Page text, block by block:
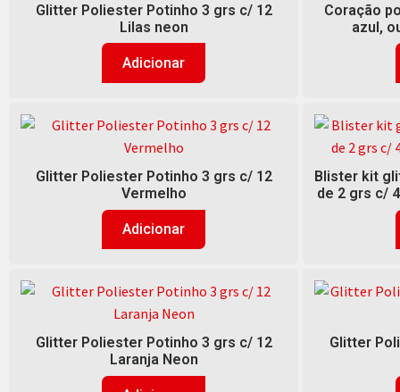
Glitter Poliester Potinho 3 grs c/ 12
Lilas neon
Adicionar
Coração
azul,
Glitter Poliester Potinho 3 grs c/ 12
Vermelho
Adicionar
Blister kit
de 2 grs c/
Glitter Poliester Potinho 3 grs c/ 12
Laranja Neon
Glitter